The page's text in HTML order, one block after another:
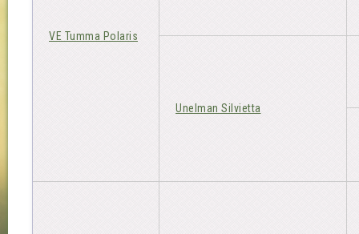
VE Tumma Polaris
Unelman Silvietta